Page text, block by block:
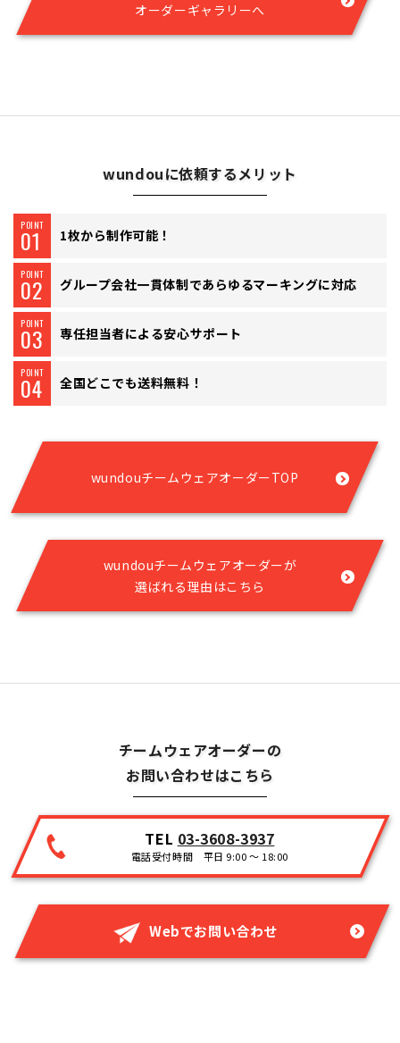
オーダーギャラリーへ
wundouに依頼するメリット
POINT
01 1枚から制作可能！
POINT
02 グループ会社一貫体制であらゆるマーキングに対応
POINT
03 専任担当者による安心サポート
POINT
04 全国どこでも送料無料！
wundouチームウェアオーダーTOP
wundouチームウェアオーダーが
選ばれる理由はこちら
チームウェアオーダーの
お問い合わせはこちら
TEL 03-3608-3937
電話受付時間 平日 9:00 ～ 18:00
Webでお問い合わせ